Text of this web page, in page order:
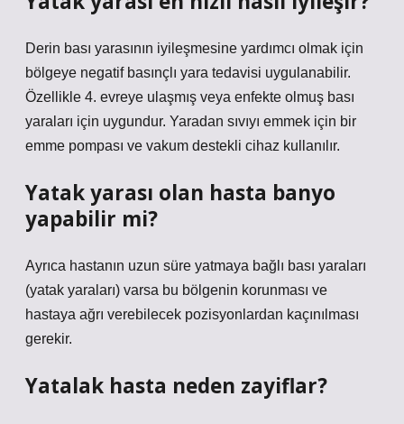
Derin bası yarasının iyileşmesine yardımcı olmak için
bölgeye negatif basınçlı yara tedavisi uygulanabilir.
Özellikle 4. evreye ulaşmış veya enfekte olmuş bası
yaraları için uygundur. Yaradan sıvıyı emmek için bir
emme pompası ve vakum destekli cihaz kullanılır.
Yatak yarası olan hasta banyo
yapabilir mi?
Ayrıca hastanın uzun süre yatmaya bağlı bası yaraları
(yatak yaraları) varsa bu bölgenin korunması ve
hastaya ağrı verebilecek pozisyonlardan kaçınılması
gerekir.
Yatalak hasta neden zayiflar?